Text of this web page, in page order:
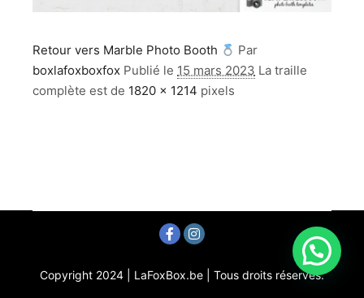
Retour vers Marble Photo Booth
Par
boxlafoxboxfox Publié le 15 mars 2023 La traille
complète est de 1820 × 1214 pixels
Copyright 2024 | LaFoxBox.be | Tous droits réservés.